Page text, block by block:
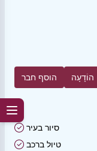
הוסף חבר הוֹדָעָה
סיור בעיר
טיול ברכב